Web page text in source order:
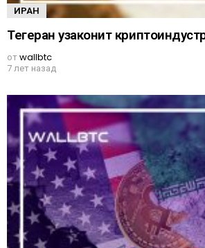
ИРАН
Тегеран узаконит
отwallbtc
7 лет назад